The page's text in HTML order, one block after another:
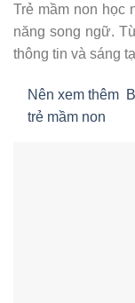
Trẻ mầm non học
năng song ngữ.
thông tin và sáng
Nên xem thêm
trẻ mầm non